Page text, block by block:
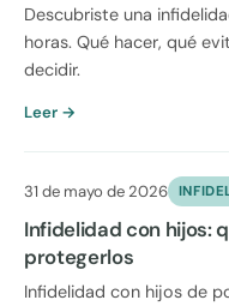
Descubriste una
horas. Qué hacer, qué
decidir.
Leer →
31 de mayo de 2026
Infidelidad con hijos:
protegerlos
Infidelidad con hijos de